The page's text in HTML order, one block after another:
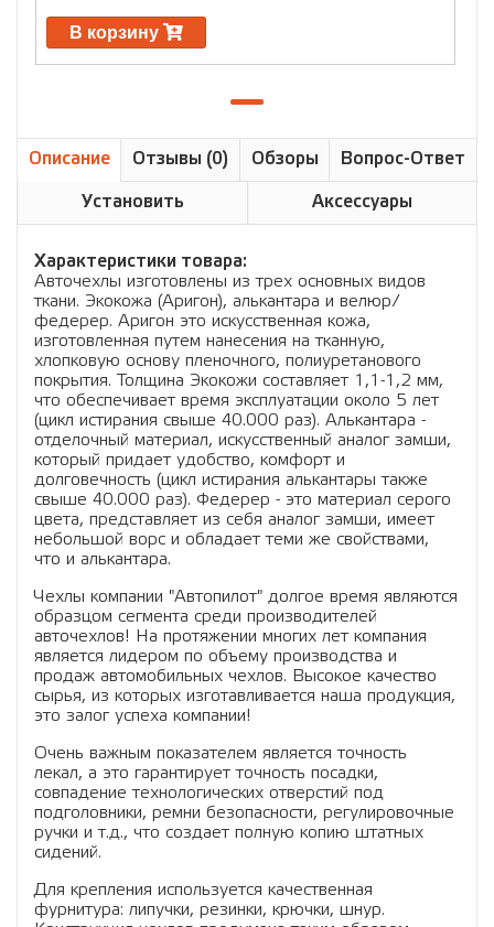
В корзину
Описание Отзывы (0) Обзоры Вопрос-Ответ
Установить Аксессуары
Характеристики товара:
Авточехлы изготовлены из трех основных видов
ткани. Экокожа (Аригон), алькантара и велюр/
федерер. Аригон это искусственная кожа,
изготовленная путем нанесения на тканную,
хлопковую основу пленочного, полиуретанового
покрытия. Толщина Экокожи составляет 1,1-1,2 мм,
что обеспечивает время эксплуатации около 5 лет
(цикл истирания свыше 40.000 раз). Алькантара -
отделочный материал, искусственный аналог замши,
который придает удобство, комфорт и
долговечность (цикл истирания алькантары также
свыше 40.000 раз). Федерер - это материал серого
цвета, представляет из себя аналог замши, имеет
небольшой ворс и обладает теми же свойствами,
что и алькантара.
Чехлы компании "Автопилот" долгое время являются
образцом сегмента среди производителей
авточехлов! На протяжении многих лет компания
является лидером по объему производства и
продаж автомобильных чехлов. Высокое качество
сырья, из которых изготавливается наша продукция,
это залог успеха компании!
Очень важным показателем является точность
лекал, а это гарантирует точность посадки,
совпадение технологических отверстий под
подголовники, ремни безопасности, регулировочные
ручки и т.д., что создает полную копию штатных
сидений.
Для крепления используется качественная
фурнитура: липучки, резинки, крючки, шнур.